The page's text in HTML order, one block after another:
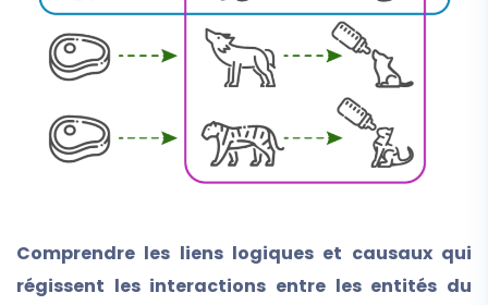
Comprendre les liens logiques et causaux qui
régissent les interactions entre les entités du